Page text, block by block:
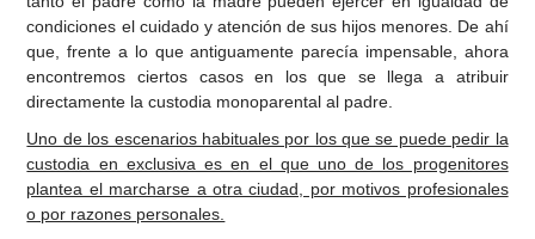
condiciones el cuidado y atención de sus hijos menores. De ahí
que, frente a lo que antiguamente parecía impensable, ahora
encontremos ciertos casos en los que se llega a atribuir
directamente la custodia monoparental al padre.
Uno de los escenarios habituales por los que se puede pedir la
custodia en exclusiva es en el que uno de los progenitores
plantea el marcharse a otra ciudad, por motivos profesionales
o por razones personales.